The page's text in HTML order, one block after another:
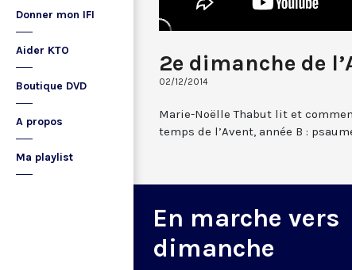
Donner mon IFI
Aider KTO
Boutique DVD
A propos
Ma playlist
2e dimanche de
02/12/2014
Marie-Noëlle Thabut lit et
temps de l’Avent, année B :
En marche vers
dimanche